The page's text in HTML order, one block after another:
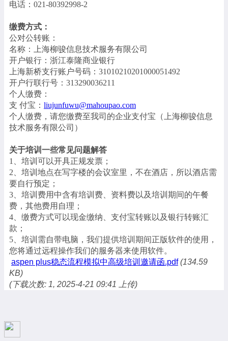
电话：021-80392998-2
缴费方式：
公对公转账：
名称：上海柳骏信息技术服务有限公司
开户银行：浙江泰隆商业银行
上海新桥支行账户号码：31010210201000051492
开户行联行号：313290036211
个人缴费：
支 付宝： liujunfuwu@mahoupao.com
个人缴费，请您缴费至我司的企业支付宝（上海柳骏信息
技术服务有限公司）
关于培训一些常见问题解答
1、培训可以开具正规发票；
2、培训地点在写字楼的会议室里，不在酒店，所以酒店需
要自行预定；
3、培训费用中含有培训费、资料费以及培训期间的午餐
费，其他费用自理；
4、缴费方式可以现金缴纳、支付宝转账以及银行转账汇
款；
5、培训需自带电脑，我们提供培训期间正版软件的使用，
您将通过远程操作我们的服务器来使用软件。
aspen plus稳态流程模拟中高级培训邀请函.pdf (134.59
KB)
(下载次数: 1, 2025-4-21 09:41 上传)